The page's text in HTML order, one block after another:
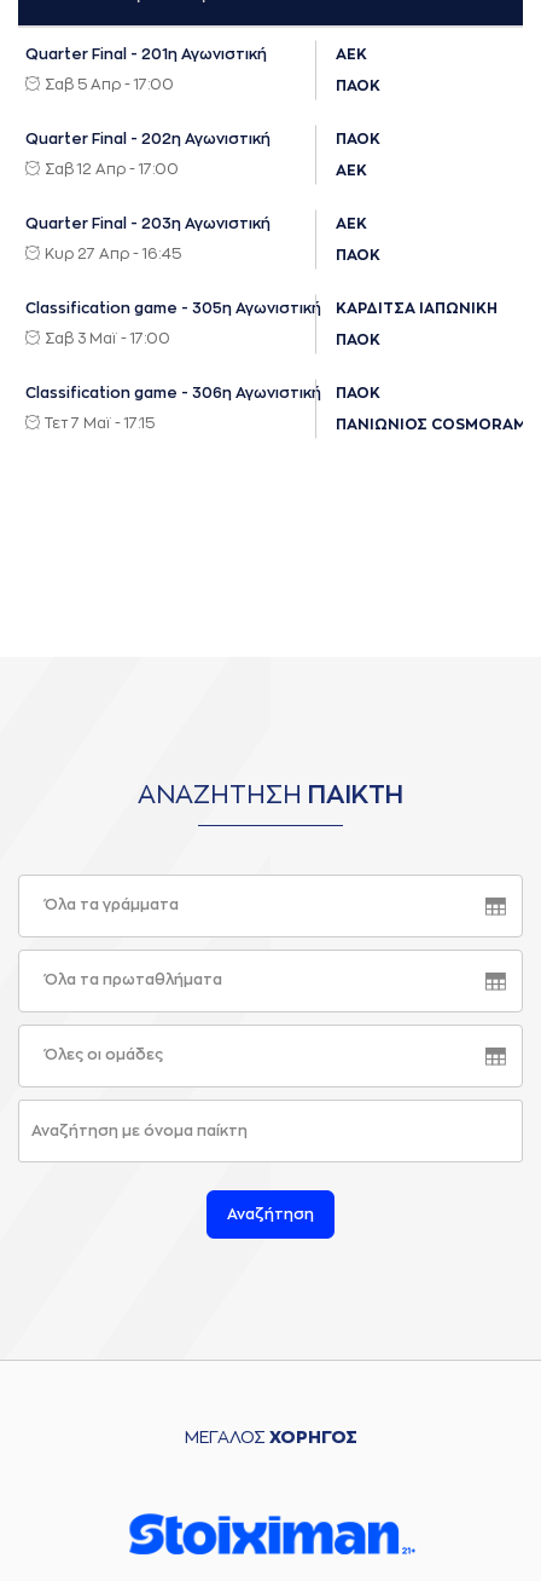
Quarter Final - 201η Αγωνιστική
Σαβ 5 Απρ - 17:00
ΑΕΚ
ΠΑΟΚ
Quarter Final - 202η Αγωνιστική
Σαβ 12 Απρ - 17:00
ΠΑΟΚ
ΑΕΚ
Quarter Final - 203η Αγωνιστική
Κυρ 27 Απρ - 16:45
ΑΕΚ
ΠΑΟΚ
Classification game - 305η Αγωνιστική
Σαβ 3 Μαϊ - 17:00
ΚΑΡΔΙΤΣΑ ΙΑΠΩΝΙΚΗ
ΠΑΟΚ
Classification game - 306η Αγωνιστική
Τετ 7 Μαϊ - 17:15
ΠΑΟΚ
ΠΑΝΙΩΝΙΟΣ COSMORAMA
ΑΝΑΖΗΤΗΣΗ ΠΑΙΚΤΗ
Όλα τα γράμματα
Όλα τα πρωταθλήματα
Όλες οι ομάδες
Αναζήτηση
ΜΕΓΑΛΟΣ ΧΟΡΗΓΟΣ